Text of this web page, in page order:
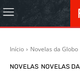
Início Novelas da Globo
NOVELAS NOVELAS